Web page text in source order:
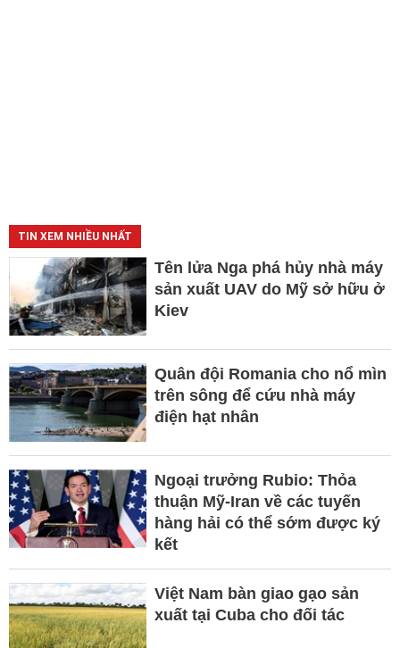
TIN XEM NHIỀU NHẤT
Tên lửa Nga phá hủy nhà máy
sản xuất UAV do Mỹ sở hữu ở
Kiev
Quân đội Romania cho nổ mìn
trên sông để cứu nhà máy
điện hạt nhân
Ngoại trưởng Rubio: Thỏa
thuận Mỹ-Iran về các tuyến
hàng hải có thể sớm được ký
kết
Việt Nam bàn giao gạo sản
xuất tại Cuba cho đối tác